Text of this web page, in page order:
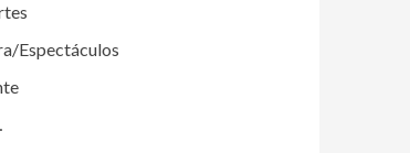
Espectáculos